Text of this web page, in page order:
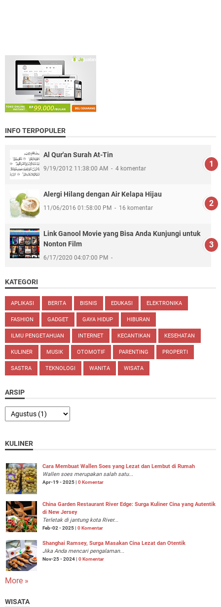
INFO TERPOPULER
Al Qur'an Surah At-Tin
9/19/2012 11:38:00 AM 4 komentar
Alergi Hilang dengan Air Kelapa Hijau
11/06/2016 01:58:00 PM 16 komentar
Link Ganool Movie yang Bisa Anda Kunjungi untuk
Nonton Film
6/17/2020 04:07:00 PM
KATEGORI
APLIKASI BERITA BISNIS EDUKASI ELEKTRONIKA
FASHION GADGET GAYA HIDUP HIBURAN
ILMU PENGETAHUAN INTERNET KECANTIKAN KESEHATAN
KULINER MUSIK OTOMOTIF PARENTING PROPERTI
SASTRA TEKNOLOGI WANITA WISATA
ARSIP
KULINER
Cara Membuat Wallen Soes yang Lezat dan Lembut di Rumah
Wallen soes merupakan salah satu...
Apr-19 - 2025 | 0 Komentar
China Garden Restaurant River Edge: Surga Kuliner Cina yang Autentik
di New Jersey
Terletak di jantung kota River...
Feb-02 - 2025 | 0 Komentar
Shanghai Ramsey, Surga Masakan Cina Lezat dan Otentik
Jika Anda mencari pengalaman...
Nov-25 - 2024 | 0 Komentar
More »
WISATA